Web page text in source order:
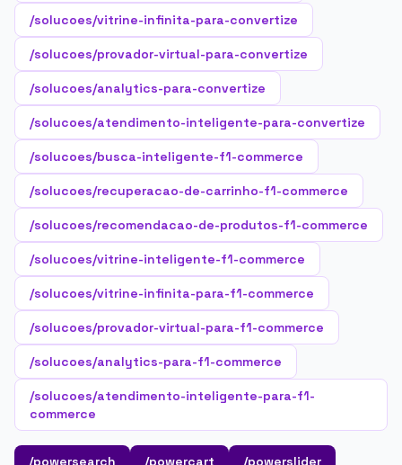
/solucoes/vitrine-infinita-para-convertize
/solucoes/provador-virtual-para-convertize
/solucoes/analytics-para-convertize
/solucoes/atendimento-inteligente-para-convertize
/solucoes/busca-inteligente-f1-commerce
/solucoes/recuperacao-de-carrinho-f1-commerce
/solucoes/recomendacao-de-produtos-f1-commerce
/solucoes/vitrine-inteligente-f1-commerce
/solucoes/vitrine-infinita-para-f1-commerce
/solucoes/provador-virtual-para-f1-commerce
/solucoes/analytics-para-f1-commerce
/solucoes/atendimento-inteligente-para-f1-
commerce
/powersearch /powercart /powerslider